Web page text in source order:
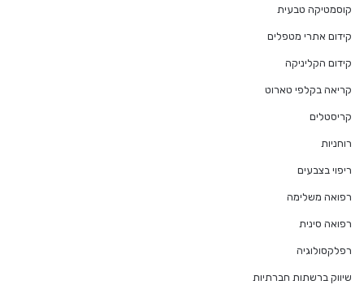
קוסמטיקה טבעית
קידום אתרי מטפלים
קידום הקליניקה
קריאה בקלפי טארוט
קריסטלים
רוחניות
ריפוי בצבעים
רפואה משלימה
רפואה סינית
רפלקסולוגיה
שיווק ברשתות חברתיות